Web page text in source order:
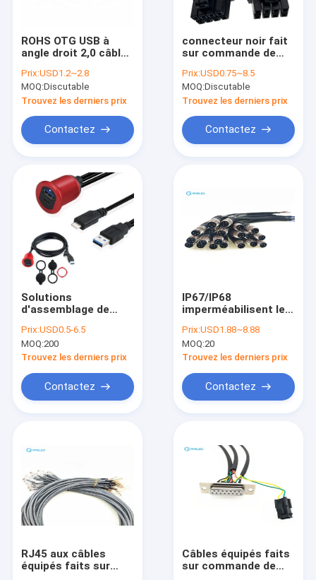
Produits
Vidéos
Au sujet de nous
ROHS OTG USB à
angle droit 2,0 câbles
commande
Prix:USD1.2~2.8
MOQ:Discutable
Trouvez les derniers prix
Contactez
connecteur noir fait
sur commande de
câbles équipés de
l'automobile 8p
Prix:USD0.75~8.5
MOQ:Discutable
Trouvez les derniers prix
Contactez
Solutions
d'assemblage de
avec processus de
crimpage/pression/soudage
50-15000 mm de
Prix:USD0.5-6.5
MOQ:200
Trouvez les derniers prix
Contactez
IP67/IP68
imperméabilisent le
sur commande de Pin
Polonais du mâle M8
3 de câbles équipés
Prix:USD1.88~8.88
MOQ:20
Trouvez les derniers prix
Contactez
RJ45 aux câbles
équipés faits sur
Câbles équipés faits
sur commande de